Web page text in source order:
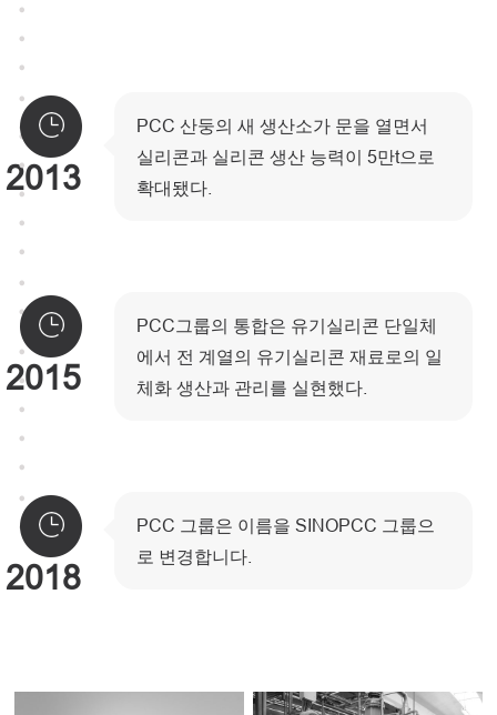
2013
PCC 산둥의 새 생산소가 문을 열면서
실리콘과 실리콘 생산 능력이 5만t으로
확대됐다.
2015
PCC그룹의 통합은 유기실리콘 단일체
에서 전 계열의 유기실리콘 재료로의 일
체화 생산과 관리를 실현했다.
2018
PCC 그룹은 이름을 SINOPCC 그룹으
로 변경합니다.